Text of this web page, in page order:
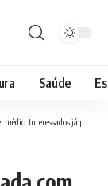
Saúde
já podem se inscrever